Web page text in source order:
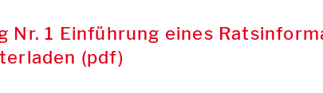
Nr. 1 Einführung eines
(pdf)